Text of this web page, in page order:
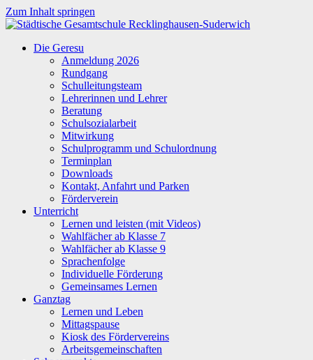
Zum Inhalt springen
Städtische
Gesamtschule
Recklinghausen-
Suderwich
Die Geresu
Anmeldung 2026
Rundgang
Schulleitungsteam
Lehrerinnen und Lehrer
Beratung
Schulsozialarbeit
Mitwirkung
Schulprogramm und Schulordnung
Terminplan
Downloads
Kontakt, Anfahrt und Parken
Förderverein
Unterricht
Lernen und leisten (mit Videos)
Wahlfächer ab Klasse 7
Wahlfächer ab Klasse 9
Sprachenfolge
Individuelle Förderung
Gemeinsames Lernen
Ganztag
Lernen und Leben
Mittagspause
Kiosk des Fördervereins
Arbeitsgemeinschaften